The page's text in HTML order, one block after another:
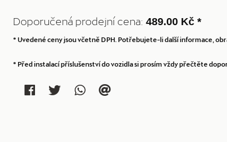
Doporučená prodejní cena: 489.00 Kč *
* Uvedené ceny jsou včetně DPH. Potřebujete-li další informace,
* Před instalací příslušenství do vozidla si prosím vždy přečtěte